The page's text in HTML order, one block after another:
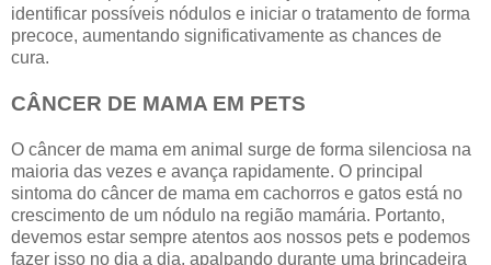
identificar possíveis nódulos e iniciar o tratamento de forma
precoce, aumentando significativamente as chances de
cura.
CÂNCER DE MAMA EM PETS
O câncer de mama em animal surge de forma silenciosa na
maioria das vezes e avança rapidamente. O principal
sintoma do câncer de mama em cachorros e gatos está no
crescimento de um nódulo na região mamária. Portanto,
devemos estar sempre atentos aos nossos pets e podemos
fazer isso no dia a dia, apalpando durante uma brincadeira